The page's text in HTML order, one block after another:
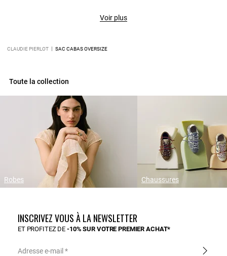
Voir plus
CLAUDIE PIERLOT SAC CABAS OVERSIZE
Toute la collection
Robes Chaussures
INSCRIVEZ VOUS À LA NEWSLETTER
ET PROFITEZ DE-10% SUR VOTRE PREMIER ACHAT*
Adresse e-mail